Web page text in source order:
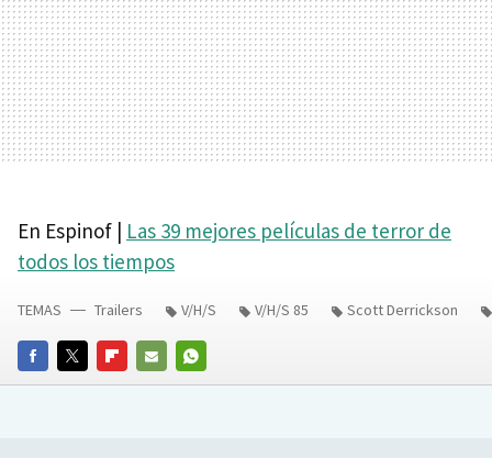
En Espinof | Las 39 mejores películas de terror de
todos los tiempos
FACEBOOKTWITTERFLIPBOARD
E-
WHATSAPP
TEMAS Trailers V/H/S V/H/S 85 Scott Derrickson